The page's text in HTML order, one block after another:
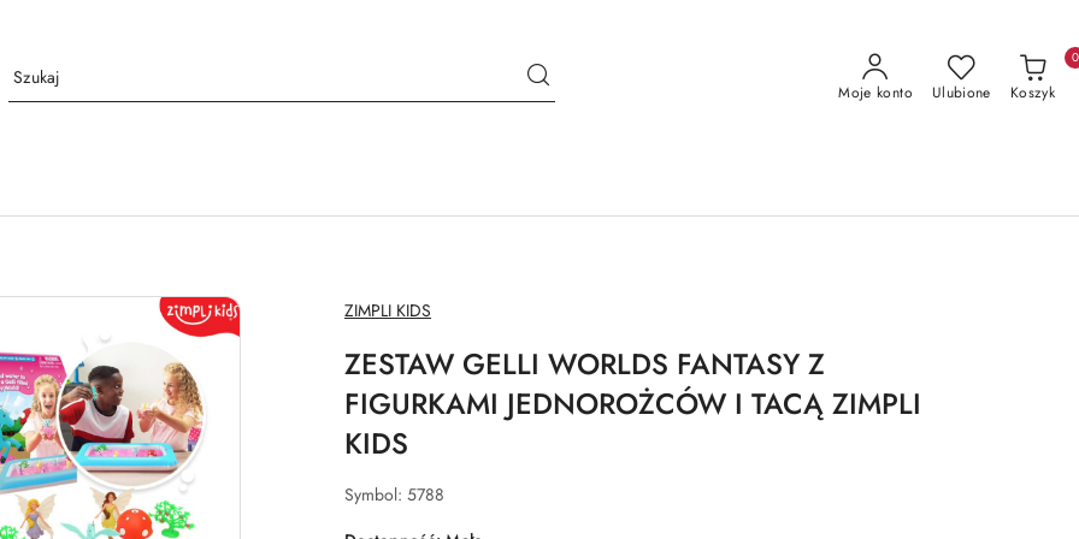
Moje konto Ulubione Koszyk
0
NAZWA
PRODUCENTA:
ZIMPLI KIDS
ZESTAW GELLI WORLDS FANTASY Z
FIGURKAMI JEDNOROŻCÓW I TACĄ ZIMPLI
KIDS
Symbol: 5788